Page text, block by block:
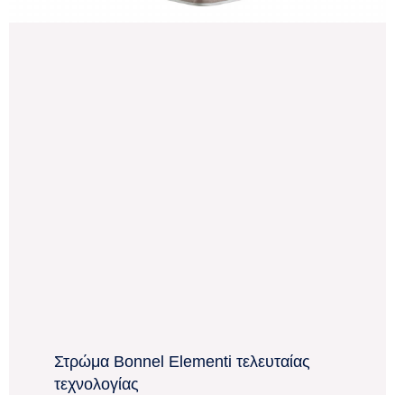
Στρώμα Bonnel Elementi τελευταίας
τεχνολογίας